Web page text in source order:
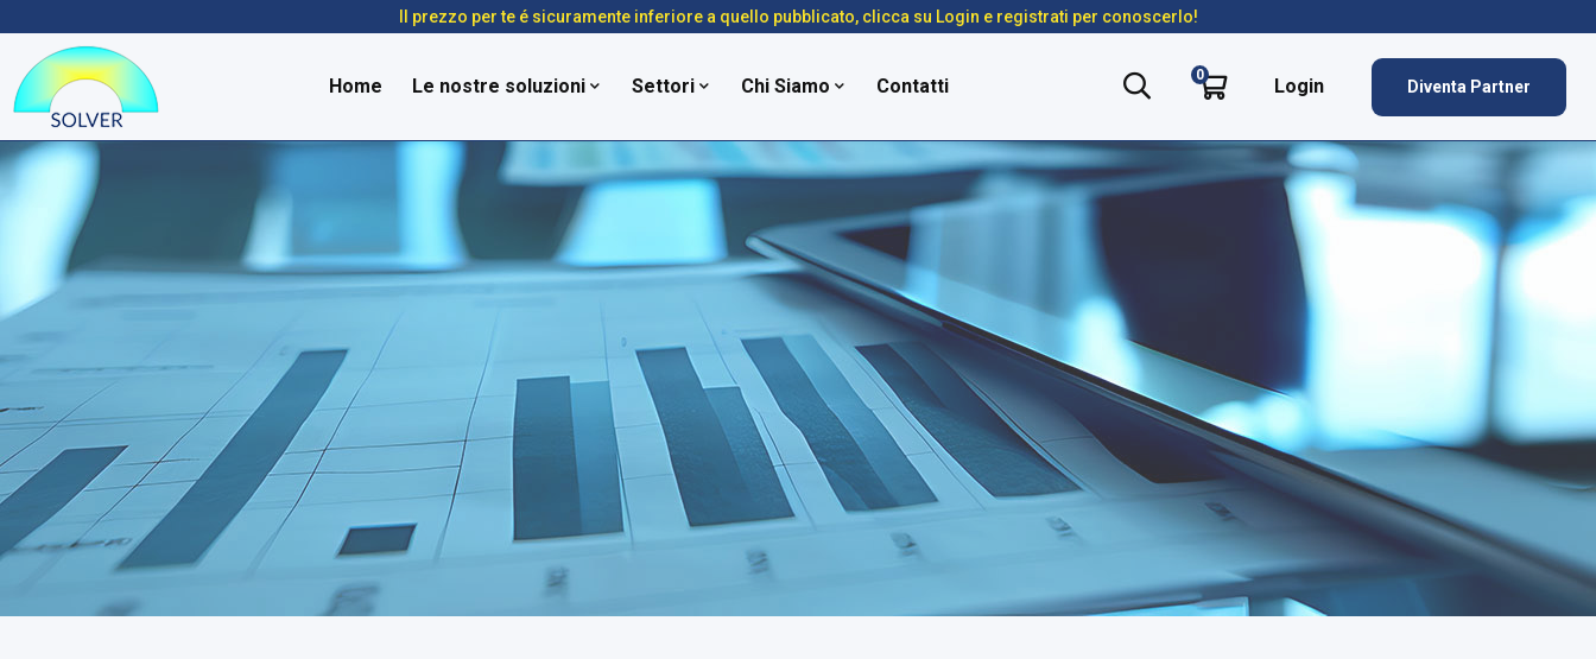
Il prezzo per te é sicuramente inferiore a quello pubblicato, clicca su Login e registrati per conoscerlo!
Home Le nostre soluzioni Settori Chi Siamo Contatti 0 Login Diventa Partner